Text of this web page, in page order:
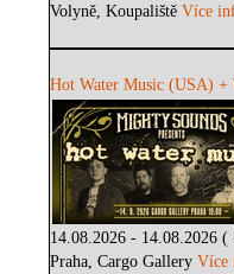
Volyně, KoupalištěVíce
Hot Water Music (USA) +
14.08.2026 - 14.08.2026 (
Praha, Cargo GalleryVíce